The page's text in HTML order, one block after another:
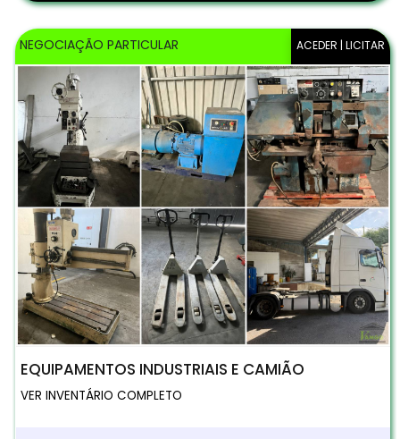
ACEDER | LICITAR
NEGOCIAÇÃO PARTICULAR
EQUIPAMENTOS INDUSTRIAIS E CAMIÃO
VER INVENTÁRIO COMPLETO